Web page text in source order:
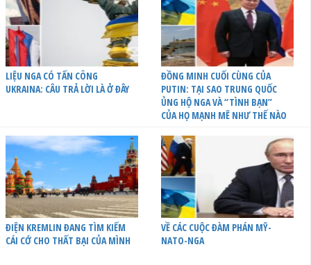
LIỆU NGA CÓ TẤN CÔNG
UKRAINA: CÂU TRẢ LỜI LÀ Ở ĐÂY
ĐỒNG MINH CUỐI CÙNG CỦA
PUTIN: TẠI SAO TRUNG QUỐC
ỦNG HỘ NGA VÀ “TÌNH BẠN”
CỦA HỌ MẠNH MẼ NHƯ THẾ NÀO
ĐIỆN KREMLIN ĐANG TÌM KIẾM
CÁI CỚ CHO THẤT BẠI CỦA MÌNH
VỀ CÁC CUỘC ĐÀM PHÁN MỸ-
NATO-NGA